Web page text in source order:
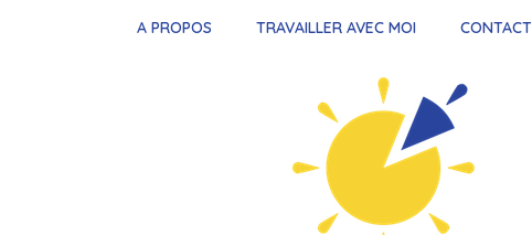
A PROPOS TRAVAILLER AVEC MOI CONTACT